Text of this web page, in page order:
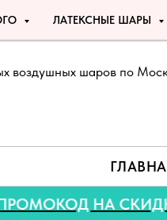
ЛАТЕКСНЫЕ ШАРЫ
воздушных шаров по
🍉 ПРОМОКОД НА